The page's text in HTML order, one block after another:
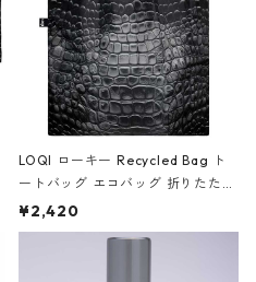
LOQI ローキー Recycled Bag ト
ートバッグ エコバッグ 折りたたみ
大きめ 撥水加工 収納ポーチ CRO
CODILE/Black クロコダイル/ブラ
¥2,420